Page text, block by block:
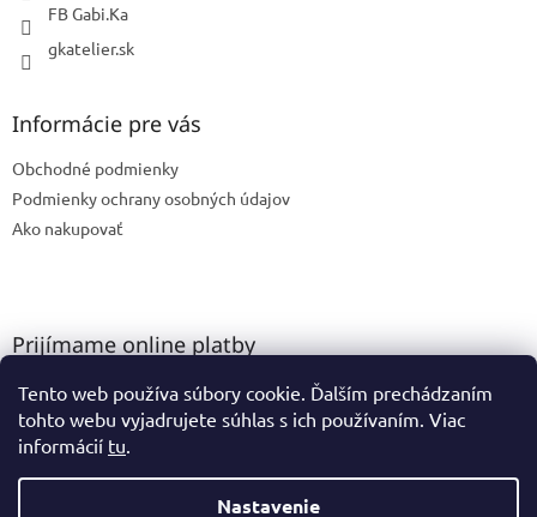
Tento web používa súbory cookie. Ďalším prechádzaním
tohto webu vyjadrujete súhlas s ich používaním. Viac
informácií tu.
Nastavenie
FB Gabi.Ka
gkatelier.sk
Informácie pre vás
Obchodné podmienky
Podmienky ochrany osobných údajov
Ako nakupovať
Prijímame online platby
Vytvoril Shoptet